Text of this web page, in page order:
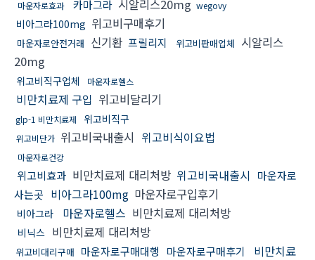
마운자로효과 카마그라 시알리스20mg wegovy
비아그라100mg 위고비구매후기
마운자로안전거래 신기환 프릴리지 위고비판매업체 시알리스
20mg
위고비직구업체 마운자로헬스
비만치료제 구입 위고비달리기
glp-1 비만치료제 위고비직구
위고비단가 위고비국내출시 위고비식이요법
마운자로건강
위고비효과 비만치료제 대리처방 위고비국내출시
마운자로
사는곳 비아그라100mg 마운자로구입후기
비아그라 마운자로헬스 비만치료제 대리처방
비닉스 비만치료제 대리처방
위고비대리구매 마운자로구매대행 마운자로구매후기
비만치료